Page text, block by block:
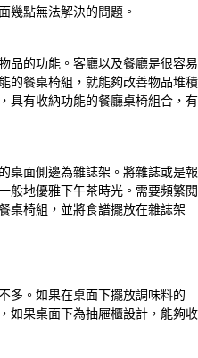
幾點無法解決的問題。
品的功能。客廳以及餐廳是很容易
的餐桌椅組，就能夠改善物品堆積
具有收納功能的餐廳桌椅組合，有
桌面側邊為雜誌架。將雜誌或是報
般地優雅下午茶時光。需要頻繁閱
桌椅組，並將食譜擺放在雜誌架
多。如果在桌面下擺放調味料的
如果桌面下為抽屜櫃設計，能夠收